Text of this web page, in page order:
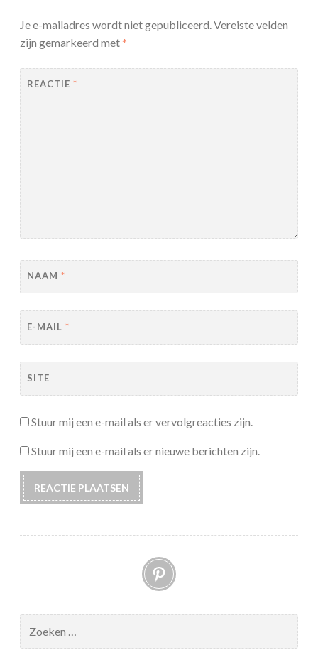
Je e-mailadres wordt niet gepubliceerd. Vereiste velden
zijn gemarkeerd met*
REACTIE *
NAAM *
E-MAIL *
SITE
Stuur mij een e-mail als er vervolgreacties zijn.
Stuur mij een e-mail als er nieuwe berichten zijn.
Pinterest
naar: